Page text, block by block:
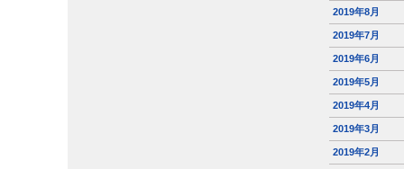
2019年8月
2019年7月
2019年6月
2019年5月
2019年4月
2019年3月
2019年2月